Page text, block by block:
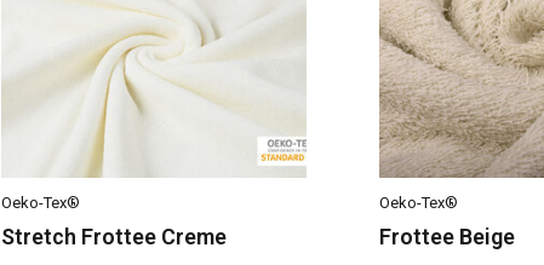
Oeko-Tex®
Stretch Frottee Creme
Oeko-Tex®
Frottee Beige